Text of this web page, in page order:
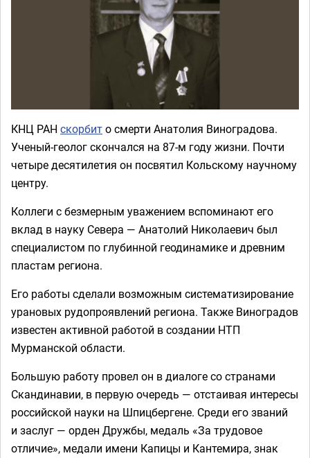
КНЦ РАН скорбито смерти Анатолия Виноградова.
Ученый-геолог скончался на 87-м году жизни. Почти
четыре десятилетия он посвятил Кольскому научному
центру.
Коллеги с безмерным уважением вспоминают его
вклад в науку Севера — Анатолий Николаевич был
специалистом по глубинной геодинамике и древним
пластам региона.
Его работы сделали возможным систематизирование
урановых рудопроявлений региона. Также Виноградов
известен активной работой в создании НТП
Мурманской области.
Большую работу провел он в диалоге со странами
Скандинавии, в первую очередь — отстаивая интересы
российской науки на Шпицбергене. Среди его званий
и заслуг — орден Дружбы, медаль «За трудовое
отличие», медали имени Капицы и Кантемира, знак